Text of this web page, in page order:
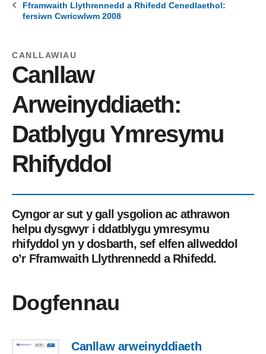
Fframwaith Llythrennedd a Rhifedd Cenedlaethol:
fersiwn Cwricwlwm 2008
CANLLAWIAU
Canllaw
Arweinyddiaeth:
Datblygu Ymresymu
Rhifyddol
Cyngor ar sut y gall ysgolion ac athrawon
helpu dysgwyr i ddatblygu ymresymu
rhifyddol yn y dosbarth, sef elfen allweddol
o’r Fframwaith Llythrennedd a Rhifedd.
Dogfennau
Canllaw arweinyddiaeth